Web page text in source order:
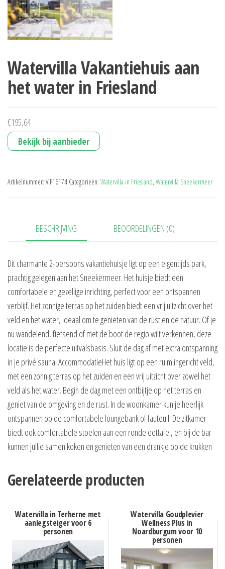
Watervilla Vakantiehuis aan
het water in Friesland
€195,64
Bekijk bij aanbieder
Artikelnummer: VIP16174 Categorieën: Watervilla in Friesland, Watervilla Sneekermeer
BESCHRIJVING BEOORDELINGEN (0)
Dit charmante 2-persoons vakantiehuisje ligt op een eigentijds park,
prachtig gelegen aan het Sneekermeer. Het huisje biedt een
comfortabele en gezellige inrichting, perfect voor een ontspannen
verblijf. Het zonnige terras op het zuiden biedt een vrij uitzicht over het
veld en het water, ideaal om te genieten van de rust en de natuur. Of je
nu wandelend, fietsend of met de boot de regio wilt verkennen, deze
locatie is de perfecte uitvalsbasis. Sluit de dag af met extra ontspanning
in je privé sauna. AccommodatieHet huis ligt op een ruim ingericht veld,
met een zonnig terras op het zuiden en een vrij uitzicht over zowel het
veld als het water. Begin de dag met een ontbijtje op het terras en
geniet van de omgeving en de rust. In de woonkamer kun je heerlijk
ontspannen op de comfortabele loungebank of fauteuil. De zitkamer
biedt ook comfortabele stoelen aan een ronde eettafel, en bij de bar
kunnen jullie samen koken en genieten van een drankje op de krukken
Gerelateerde producten
Watervilla in Terherne met
aanlegsteiger voor 6
personen
Watervilla Goudplevier
Wellness Plus in
Noardburgum voor 10
personen